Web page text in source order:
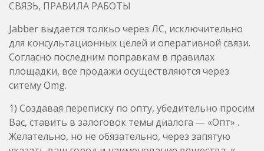
ситему Omg.
1) Создавая переписку по опту, убедительно просим
Вас, ставить в залоговок темы диалога — «Опт» .
Желательно, но не обязательно, через запятую
указать ваш город и наименование вещества, к
примеру «Опт, Новосибирск, МДМА». В ЛС
поступают ежедневно сотни сообщений. Такие
заголовки тем, позволяют нам быстро
фильтровать сообщения, оперативно отвечать и
обрабатывать Ваши заказы.